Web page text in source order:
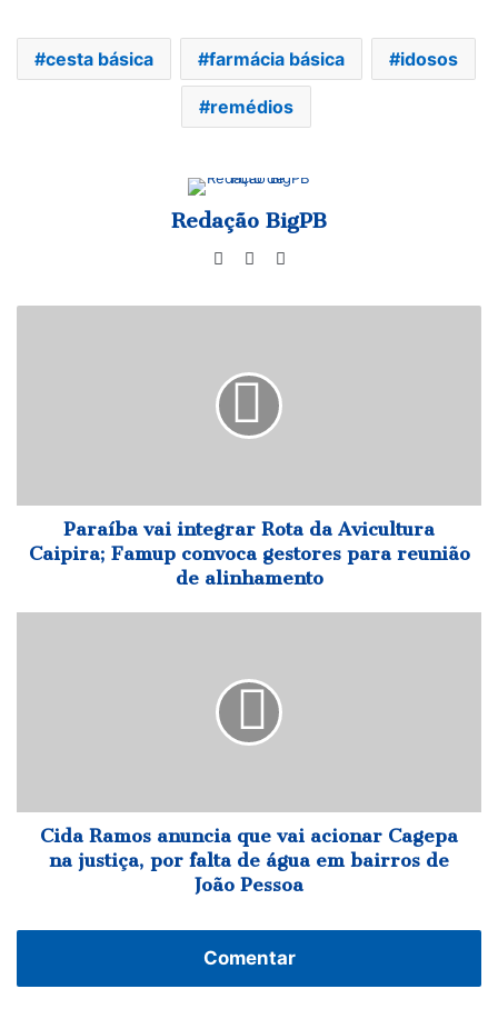
cesta básica farmácia básica idosos
remédios
Redação BigPB
WebsiteFacebook
convoca
gestores
para
Paraíba vai integrar Rota da Avicultura
Caipira; Famup convoca gestores para reunião
de alinhamento
justiça,
Cida Ramos anuncia que vai acionar Cagepa
na justiça, por falta de água em bairros de
João Pessoa
Comentar